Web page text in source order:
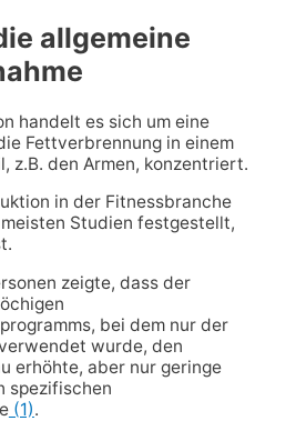
allgemeine
handelt es sich um eine
Fettverbrennung in einem
z.B. den Armen, konzentriert.
in der Fitnessbranche
Studien festgestellt,
zeigte, dass der
bei dem nur der
wurde, den
erhöhte, aber nur geringe
spezifischen
(1).